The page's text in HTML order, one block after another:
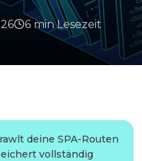
6 minLesezeit
deine SPA-Routen
vollständig